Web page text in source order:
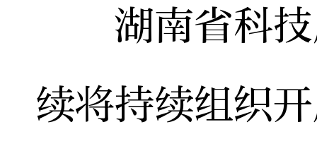
湖南省科技
续将持续组织